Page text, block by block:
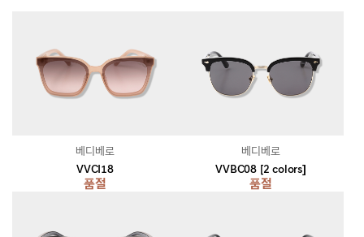
VVCI18
품절
베디베로
VVBC08 [2 colors]
품절
베디베로